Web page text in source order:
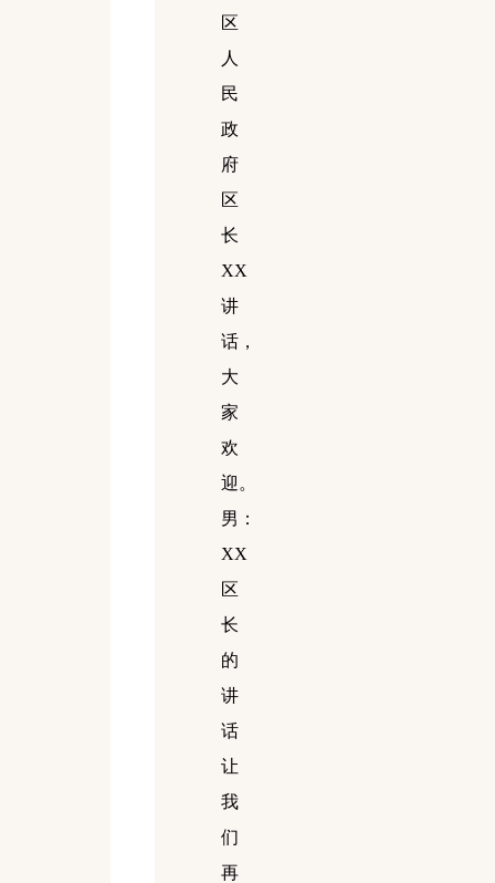
区
人
民
政
府
区
长
XX
讲
话，
大
家
欢
迎。
男：
XX
区
长
的
讲
话
让
我
们
再